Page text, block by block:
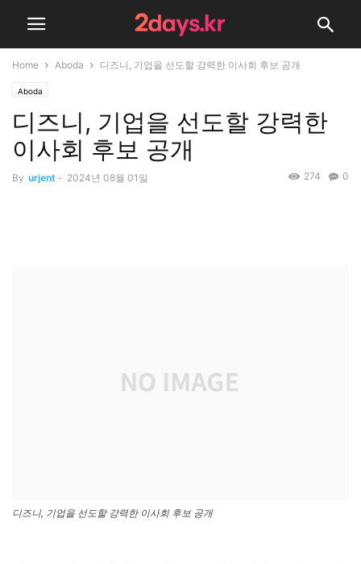
Home Aboda 디즈니, 기업을 선도할 강력한 이사회 후보 공개
Aboda
디즈니, 기업을 선도할 강력한
이사회 후보 공개
By urjent - 2024년 08월 01일 0
274
디즈니, 기업을 선도할 강력한 이사회 후보 공개